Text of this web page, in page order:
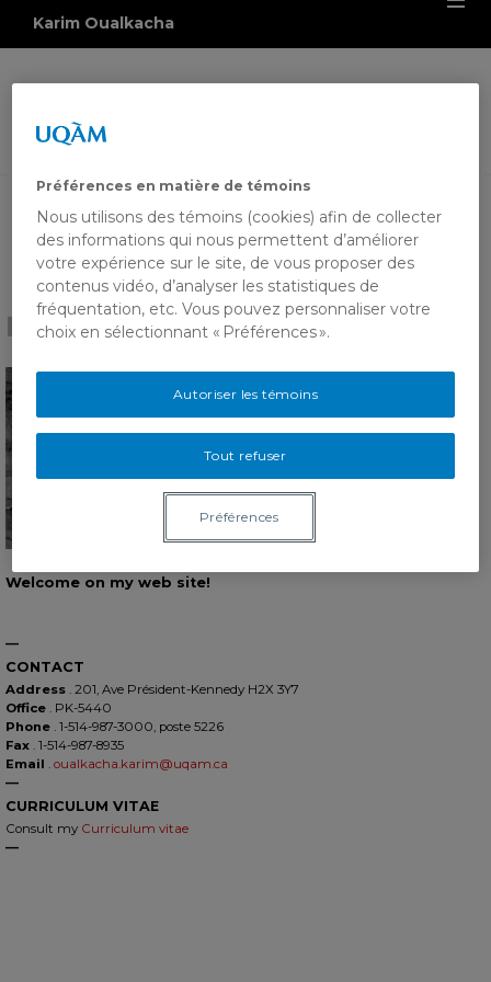
Karim Oualkacha
HOME
Welcome on my web site!
—
CONTACT
Address . 201, Ave Président-Kennedy H2X 3Y7
Office . PK-5440
Phone . 1-514-987-3000, poste 5226
Fax . 1-514-987-8935
Email . oualkacha.karim@uqam.ca
—
CURRICULUM VITAE
Consult my Curriculum vitae
—
Préférences en matière de témoins
Nous utilisons des témoins (cookies) afin de collecter
des informations qui nous permettent d’améliorer
votre expérience sur le site, de vous proposer des
contenus vidéo, d’analyser les statistiques de
fréquentation, etc. Vous pouvez personnaliser votre
choix en sélectionnant « Préférences ».
Tout refuser
Autoriser les témoins
Préférences